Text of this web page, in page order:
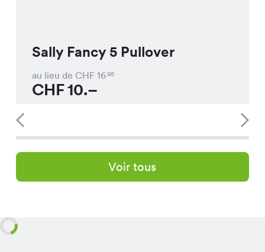
Sally Fancy 5 Pullover
au lieu de CHF 1695
CHF10.–
Voir tous